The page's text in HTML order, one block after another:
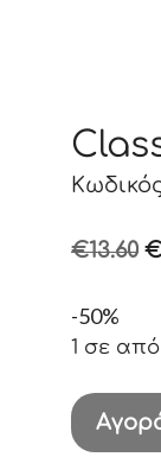
€13.60 €
-50%
1 σε
Classic
Uppy